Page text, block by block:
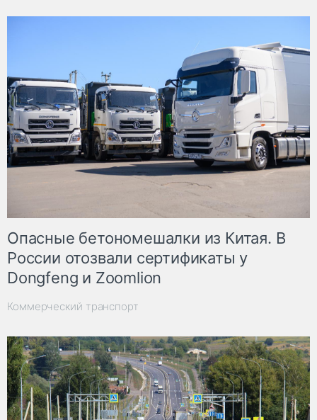
Опасные бетономешалки из Китая. В
России отозвали сертификаты у
Dongfeng и Zoomlion
Коммерческий транспорт